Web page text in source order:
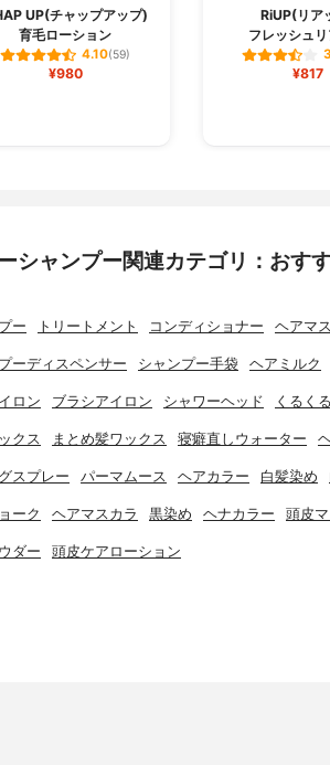
UP(チャップアップ)
育毛ローション
4.10(59)
¥980
RiUP(リア
フレッシュ
¥817
シャンプー関連カテゴリ：おす
ー トリートメント コンディショナー ヘアマ
ーディスペンサー シャンプー手袋 ヘアミルク
ロン ブラシアイロン シャワーヘッド くるく
クス まとめ髪ワックス 寝癖直しウォーター
スプレー パーマムース ヘアカラー 白髪染め
ーク ヘアマスカラ 黒染め ヘナカラー 頭皮
ダー 頭皮ケアローション